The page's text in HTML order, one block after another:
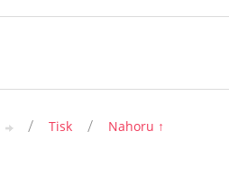
/ Tisk / Nahoru ↑